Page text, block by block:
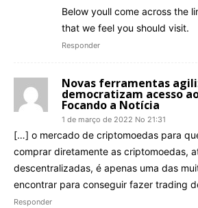
Below youll come across the
that we feel you should visit.
Responder
Novas ferramentas
democratizam acesso
Focando a Notícia
1 de março de 2022 No 21:31
[…] o mercado de criptomoedas para
comprar diretamente as criptomoedas,
descentralizadas, é apenas uma das
encontrar para conseguir fazer trading
Responder